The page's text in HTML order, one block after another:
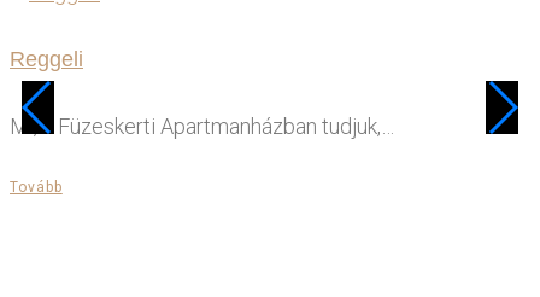
Reggeli
Mi, a Füzeskerti Apartmanházban tudjuk,…
Tovább